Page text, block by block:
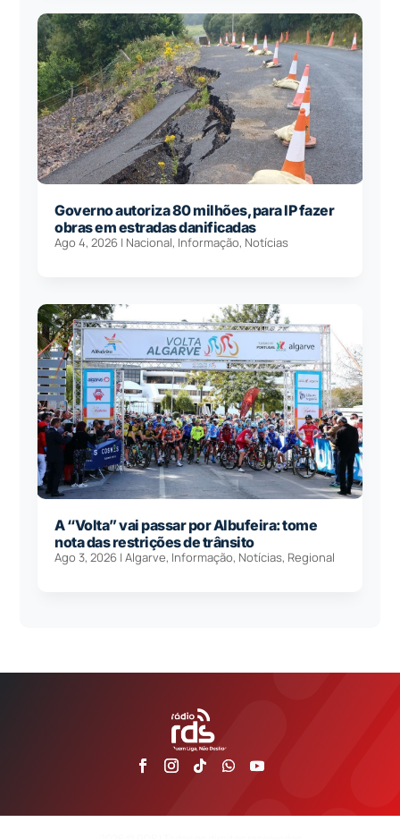
Governo autoriza 80 milhões, para IP fazer
obras em estradas danificadas
Ago 4, 2026 | Nacional, Informação, Notícias
A “Volta” vai passar por Albufeira: tome
nota das restrições de trânsito
Ago 3, 2026 |Algarve, Informação, Notícias, Regional